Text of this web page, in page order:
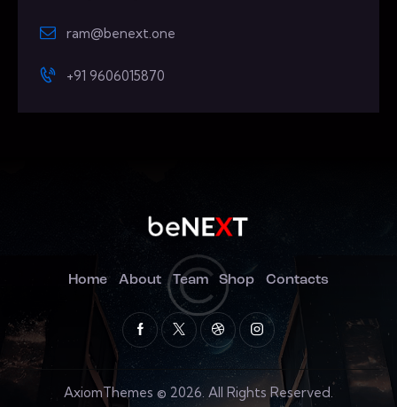
ram@benext.one
+91 9606015870
Home About Team Shop Contacts
AxiomThemes © 2026. All Rights Reserved.